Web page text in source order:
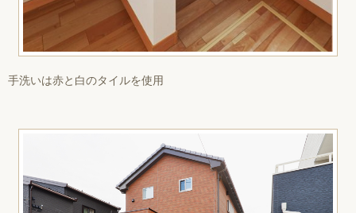
手洗いは赤と白のタイルを使用